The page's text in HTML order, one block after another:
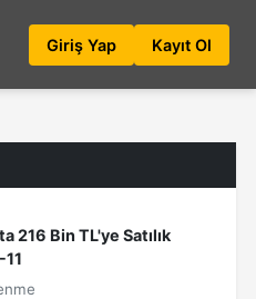
Giriş Yap Kayıt Ol
216 Bin TL'ye Satılık